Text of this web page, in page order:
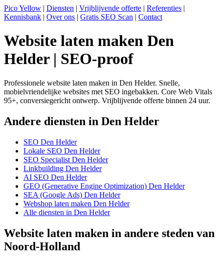
Pico Yellow | Diensten | Vrijblijvende offerte | Referenties |
Kennisbank | Over ons | Gratis SEO Scan | Contact
Website laten maken Den
Helder | SEO-proof
Professionele website laten maken in Den Helder. Snelle,
mobielvriendelijke websites met SEO ingebakken. Core Web Vitals
95+, conversiegericht ontwerp. Vrijblijvende offerte binnen 24 uur.
Andere diensten in Den Helder
SEO Den Helder
Lokale SEO Den Helder
SEO Specialist Den Helder
Linkbuilding Den Helder
AI SEO Den Helder
GEO (Generative Engine Optimization) Den Helder
SEA (Google Ads) Den Helder
Webshop laten maken Den Helder
Alle diensten in Den Helder
Website laten maken in andere steden van
Noord-Holland